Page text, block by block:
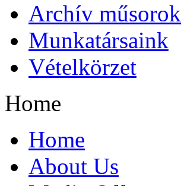
Archív műsorok
Munkatársaink
Vételkörzet
Home
Home
About Us